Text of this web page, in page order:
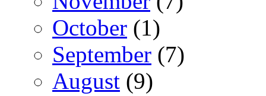
October (1)
September (7)
August (9)